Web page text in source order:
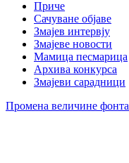
Приче
Сачуване објаве
Змајев интервју
Змајеве новости
Мамица песмарица
Архива конкурса
Змајеви сарадници
Промена величине фонта